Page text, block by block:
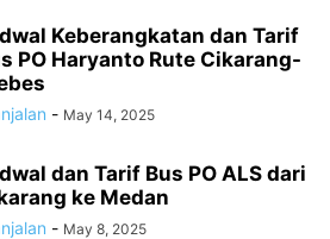
Keberangkatan dan Tarif
PO Haryanto Rute Cikarang-
- May 14, 2025
dan Tarif Bus PO ALS dari
ke Medan
- May 8, 2025